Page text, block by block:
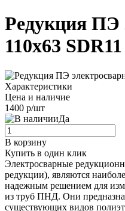
Редукция ПЭ
110х63 SDR11
Характеристики
Цена и наличие
1400 р/шт
Да
В корзину
Купить в один клик
Электросварные
редукции), являются
надежным решением для
из труб ПНД. Они
существующих видов